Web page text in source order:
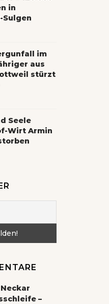
in
Sulgen
im
aus
stürzt
Seele
Wirt Armin
–